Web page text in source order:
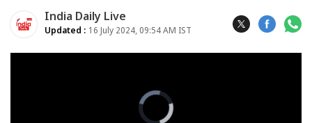
India Daily Live
Updated : 16 July 2024, 09:54 AM IST